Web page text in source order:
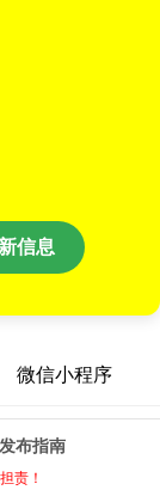
信息
微信小程序
发布指南
责！